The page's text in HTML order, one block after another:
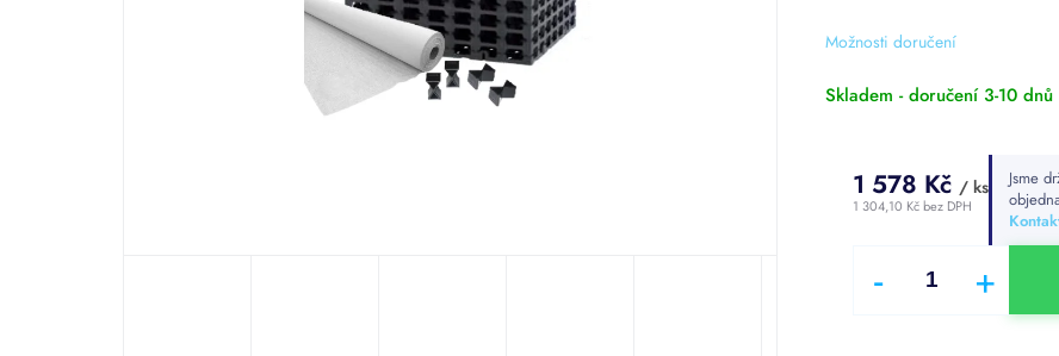
Možnosti doručení
5
Skladem - doručení 3-10 dnů
1 578 Kč / ks
1 304,10 Kč bez DPH
Jsme